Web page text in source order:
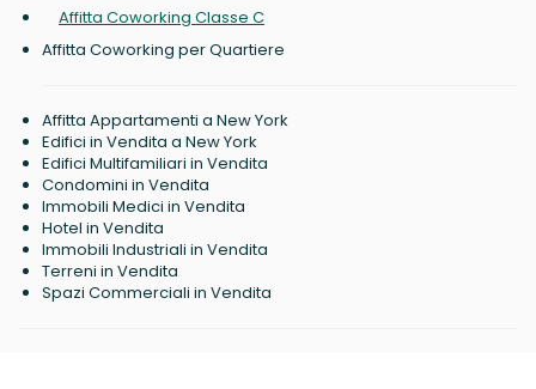
Affitta Coworking Classe C
Affitta Coworking per Quartiere
Affitta Appartamenti a New York
Edifici in Vendita a New York
Edifici Multifamiliari in Vendita
Condomini in Vendita
Immobili Medici in Vendita
Hotel in Vendita
Immobili Industriali in Vendita
Terreni in Vendita
Spazi Commerciali in Vendita